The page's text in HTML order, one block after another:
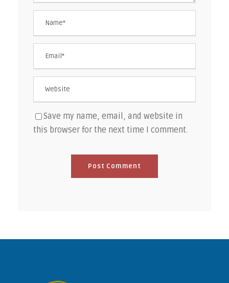
Save my name, email, and website in
this browser for the next time I comment.